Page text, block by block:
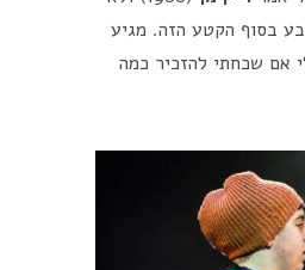
בסוף הקטע הזה. מגיע
ותסלחו לי אם שכחתי להזכיר כמה